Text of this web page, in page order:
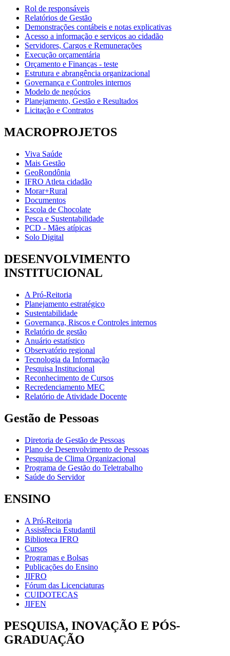
Rol de responsáveis
Relatórios de Gestão
Demonstrações contábeis e notas explicativas
Acesso a informação e serviços ao cidadão
Servidores, Cargos e Remunerações
Execução orçamentária
Orçamento e Finanças - teste
Estrutura e abrangência organizacional
Governança e Controles internos
Modelo de negócios
Planejamento, Gestão e Resultados
Licitação e Contratos
MACROPROJETOS
Viva Saúde
Mais Gestão
GeoRondônia
IFRO Atleta cidadão
Morar+Rural
Documentos
Escola de Chocolate
Pesca e Sustentabilidade
PCD - Mães atípicas
Solo Digital
DESENVOLVIMENTO
INSTITUCIONAL
A Pró-Reitoria
Planejamento estratégico
Sustentabilidade
Governança, Riscos e Controles internos
Relatório de gestão
Anuário estatístico
Observatório regional
Tecnologia da Informação
Pesquisa Institucional
Reconhecimento de Cursos
Recredenciamento MEC
Relatório de Atividade Docente
Gestão de Pessoas
Diretoria de Gestão de Pessoas
Plano de Desenvolvimento de Pessoas
Pesquisa de Clima Organizacional
Programa de Gestão do Teletrabalho
Saúde do Servidor
ENSINO
A Pró-Reitoria
Assistência Estudantil
Biblioteca IFRO
Cursos
Programas e Bolsas
Publicações do Ensino
JIFRO
Fórum das Licenciaturas
CUIDOTECAS
JIFEN
PESQUISA, INOVAÇÃO E PÓS-
GRADUAÇÃO